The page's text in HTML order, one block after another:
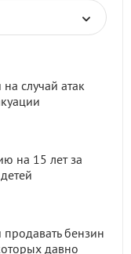
случай атак
на 15 лет за
бензин
давно